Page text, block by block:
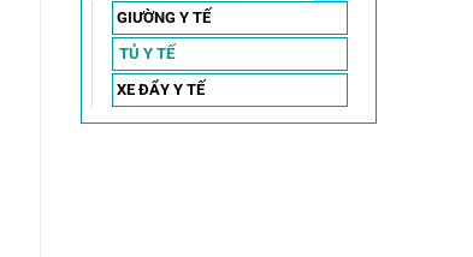
GIƯỜNG Y TẾ
TỦ Y TẾ
XE ĐẨY Y TẾ